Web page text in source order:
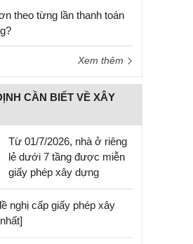
theo từng lần thanh toán
Xem thêm
CẦN BIẾT VỀ XÂY
Từ 01/7/2026, nhà ở riêng
lẻ dưới 7 tầng được miễn
giấy phép xây dựng
nghị cấp giấy phép xây